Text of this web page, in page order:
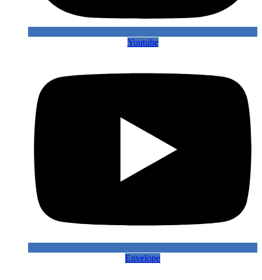
Youtube
Envelope